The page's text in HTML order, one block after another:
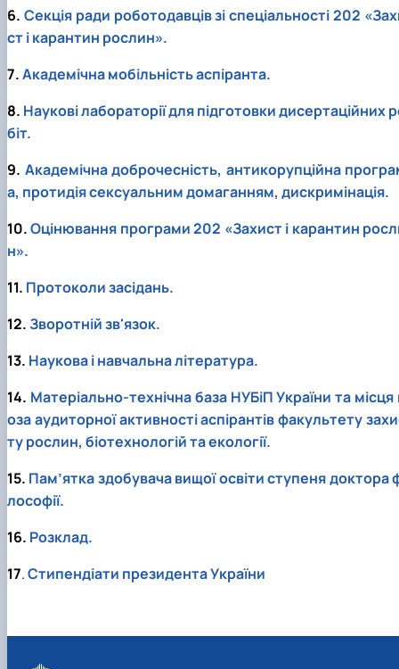
Забезпечення ОПП «Екологічний контроль
аудит»
6. Секція ради роботодавців зі спеціальності 202
ст і карантин рослин».
7.Академічна мобільність аспіранта.
8. Наукові лабораторії для підготовки дисертаційних
біт.
9. Академічна доброчесність, антикорупційна
а, протидія сексуальним домаганням, дискримінація.
10.Оцінювання програми 202 «Захист і карантин
н».
11. Протоколи засідань.
12.Зворотній зв'язок.
13. Наукова і навчальна література.
14. Матеріально-технічна база НУБіП України та місця
оза аудиторної активності аспірантів факультету
ту рослин, біотехнологій та екології.
15. Пам’ятка здобувача вищої освіти ступеня доктора
лософії.
16. Розклад.
17.Стипендіати президента України